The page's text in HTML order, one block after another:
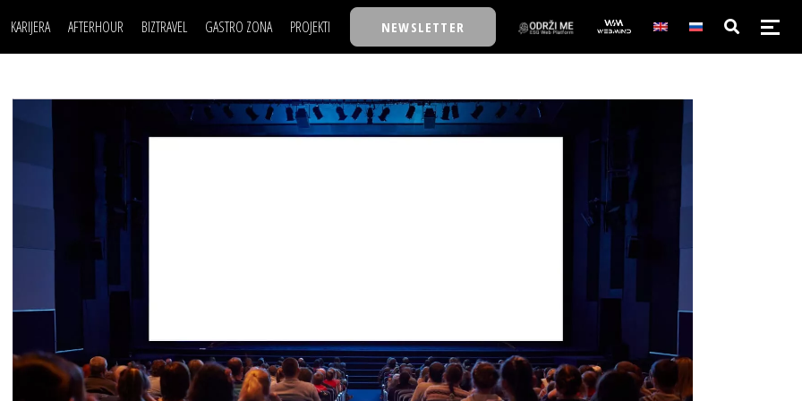
KARIJERA
KNOW-HOW
AFTERHOUR
AUTO SVET
WELLBEING
BIZTRAVEL GASTRO ZONA PROJEKTI
TASTY TALKS
IZJAVA GODINE
NEWSLETTER
POSAO
MOJ UGAO
USAVRŠAVANJE
FILM I SCENA
AUTO SVET
NAJKOLEGA
30 ISPOD 30
BACK TO OFFICE/SCHOOL